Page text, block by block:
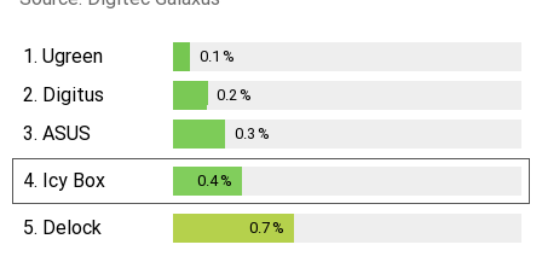
1. Ugreen
%
0.1 %
2. Digitus
0.2%
0.2 %
3. ASUS
0.3%
0.3 %
4. Icy Box 0.4%
5. Delock 0.7 %